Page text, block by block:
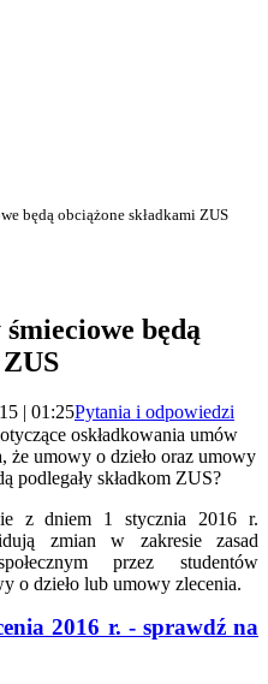
będą obciążone składkami ZUS
będą
| 01:25Pytania i odpowiedzi
oskładkowania umów
umowy o dzieło oraz umowy
podlegały składkom ZUS?
z dniem 1 stycznia 2016 r.
zmian w zakresie zasad
przez studentów
o dzieło lub umowy zlecenia.
2016 r. - sprawdź na